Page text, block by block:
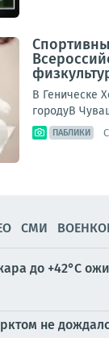
В Геническе
городуВ
ПАБЛИКИ
СМИ
до +42°C
не